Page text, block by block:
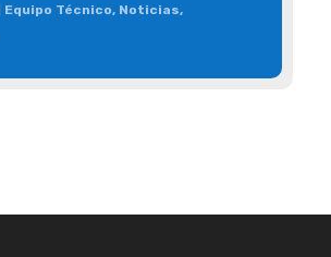
Equipo Técnico, Noticias,